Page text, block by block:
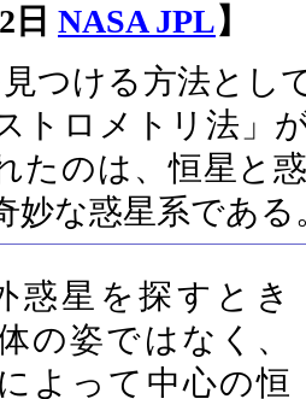
日 NASA JPL】
つける方法とし
トロメトリ法」
たのは、恒星と
妙な惑星系である
惑星を探すとき
の姿ではなく、
よって中心の恒